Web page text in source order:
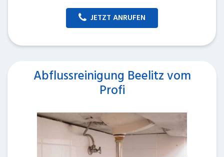
JETZT ANRUFEN
Abflussreinigung Beelitz vom
Profi